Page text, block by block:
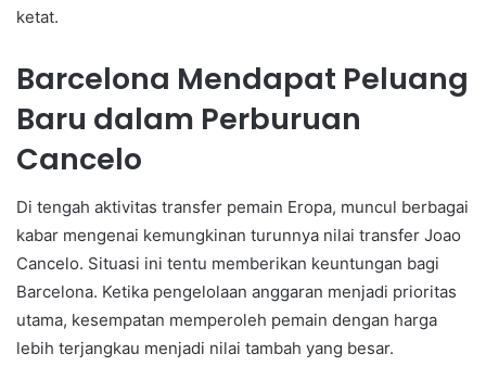
ketat.
Barcelona Mendapat Peluang
Baru dalam Perburuan
Cancelo
Di tengah aktivitas transfer pemain Eropa, muncul berbagai
kabar mengenai kemungkinan turunnya nilai transfer Joao
Cancelo. Situasi ini tentu memberikan keuntungan bagi
Barcelona. Ketika pengelolaan anggaran menjadi prioritas
utama, kesempatan memperoleh pemain dengan harga
lebih terjangkau menjadi nilai tambah yang besar.